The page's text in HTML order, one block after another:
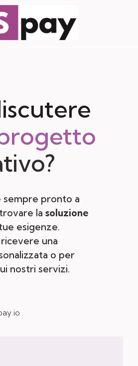
sempre pronto a
la soluzione
esigenze.
una
o per
nostri servizi.